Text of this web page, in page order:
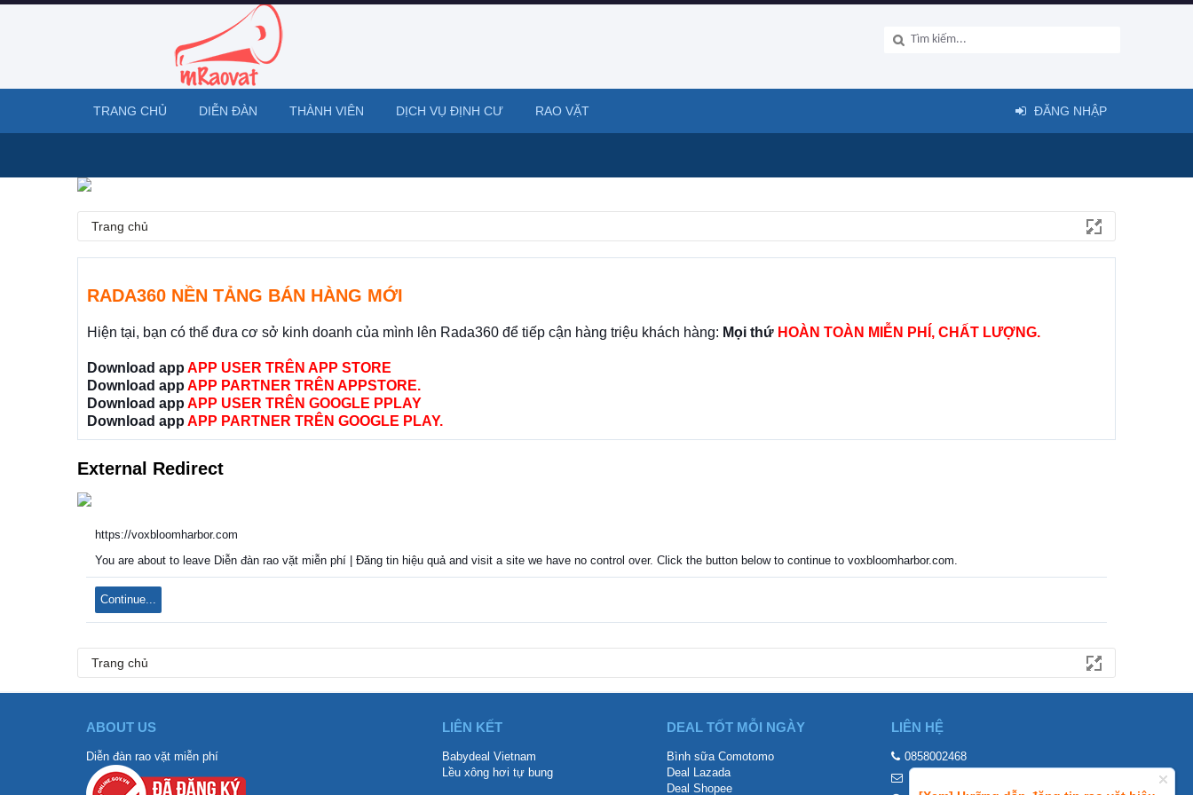
Trang chủ
RADA360 NỀN TẢNG BÁN HÀNG MỚI
Hiện tại, bạn có thể đưa cơ sở kinh doanh của mình lên Rada360 để tiếp cận hàng triệu khách hàng: Mọi thứ HOÀN TOÀN MIỄN PHÍ, CHẤT LƯỢNG.
Download app APP USER TRÊN APP STORE
Download app APP PARTNER TRÊN APPSTORE.
Download app APP USER TRÊN GOOGLE PPLAY
Download app APP PARTNER TRÊN GOOGLE PLAY.
External Redirect
https://voxbloomharbor.com
You are about to leave Diễn đàn rao vặt miễn phí | Đăng tin hiệu quả and visit a site we have no control over. Click the button below to continue to voxbloomharbor.com.
Continue...
Trang chủ
TRANG CHỦ DIỄN ĐÀN THÀNH VIÊN DỊCH VỤ ĐỊNH CƯ RAO VẶT ĐĂNG NHẬP
ABOUT US
Diễn đàn rao vặt miễn phí
LIÊN KẾT
Babydeal Vietnam
Lều xông hơi tự bung
DEAL TỐT MỖI NGÀY
Bình sữa Comotomo
Deal Lazada
Deal Shopee
LIÊN HỆ
0858002468